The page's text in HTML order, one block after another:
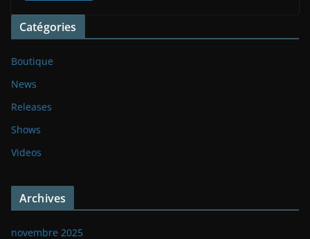
Catégories
Boutique
News
Releases
Shows
Videos
Archives
novembre 2025